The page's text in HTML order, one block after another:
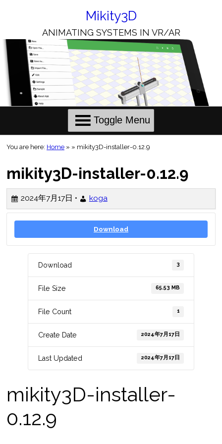
Content
Mikity3D
ANIMATING SYSTEMS IN VR/AR
Toggle Menu
You are here: Home » » mikity3D-installer-0.12.9
mikity3D-installer-0.12.9
2024年7月17日 • koga
Download
Download 3
File Size 65.53 MB
File Count 1
Create Date 2024年7月17日
Last Updated 2024年7月17日
mikity3D-installer-
0.12.9